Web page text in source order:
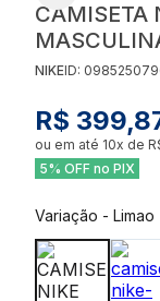
CAMISETA
NIKEID:
R$
ou em até 10x de
5% OFF no PIX
Variação - Limao